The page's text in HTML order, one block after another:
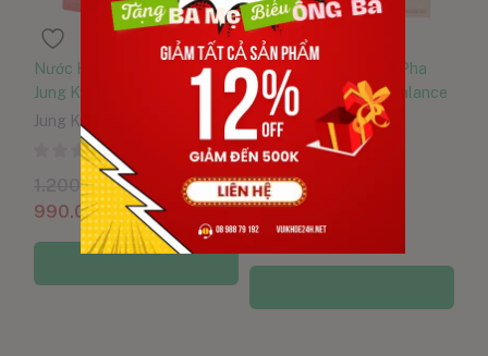
Nước Hồng Sâm Won KGC
Jung Kwan Jang 30 Gói 70ml
Jung Kwan Jang
1.200.000VND
990.000VND
Tinh Chất Hồng Sâm Pha
Sẵn KGC Everytime Balance
30 Gói
KGC Jung Kwan Jang
2.250.000
1.800.000